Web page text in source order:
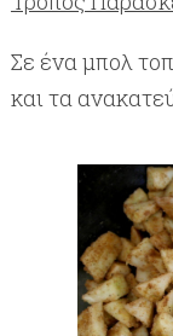
Σε ένα μπολ
και τα